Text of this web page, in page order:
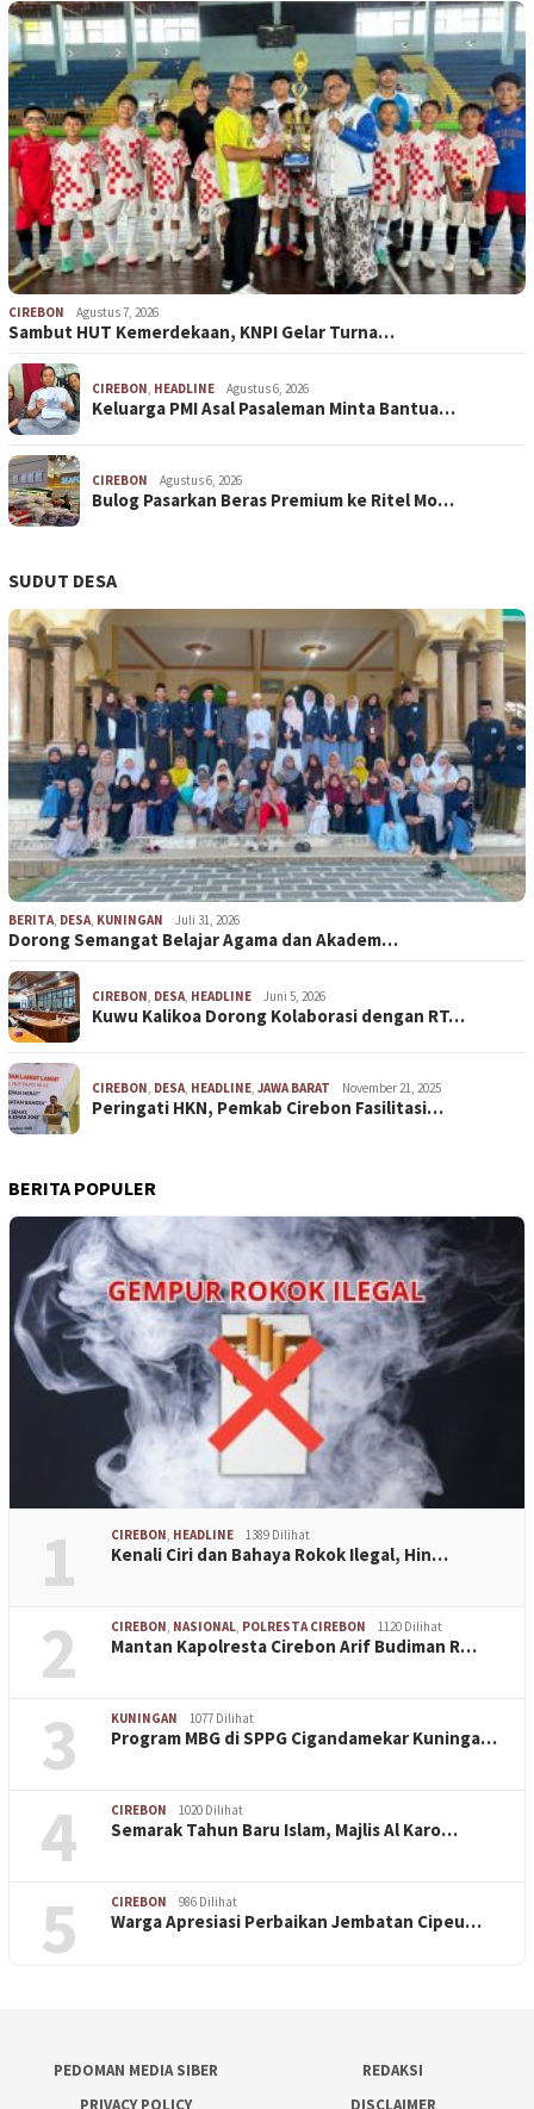
CIREBON Agustus 7, 2026
Sambut HUT Kemerdekaan, KNPI Gelar Turna…
CIREBON HEADLINE Agustus 6, 2026
Keluarga PMI Asal Pasaleman Minta Bantua…
CIREBON Agustus 6, 2026
Bulog Pasarkan Beras Premium ke Ritel Mo…
SUDUT DESA
BERITA DESA KUNINGAN Juli 31, 2026
Dorong Semangat Belajar Agama dan Akadem…
CIREBON DESA HEADLINE Juni 5, 2026
Kuwu Kalikoa Dorong Kolaborasi dengan RT…
CIREBON DESA HEADLINE JAWA BARAT November 21, 2025
Peringati HKN, Pemkab Cirebon Fasilitasi…
BERITA POPULER
1 CIREBON, HEADLINE 1389 Dilihat
Kenali Ciri dan Bahaya Rokok Ilegal, Hin…
2 CIREBON, NASIONAL, POLRESTA CIREBON 1120 Dilihat
Mantan Kapolresta Cirebon Arif Budiman R…
3 KUNINGAN 1077 Dilihat
Program MBG di SPPG Cigandamekar Kuninga…
4 CIREBON 1020 Dilihat
Semarak Tahun Baru Islam, Majlis Al Karo…
5 CIREBON 986 Dilihat
Warga Apresiasi Perbaikan Jembatan Cipeu…
PEDOMAN MEDIA SIBER
REDAKSI